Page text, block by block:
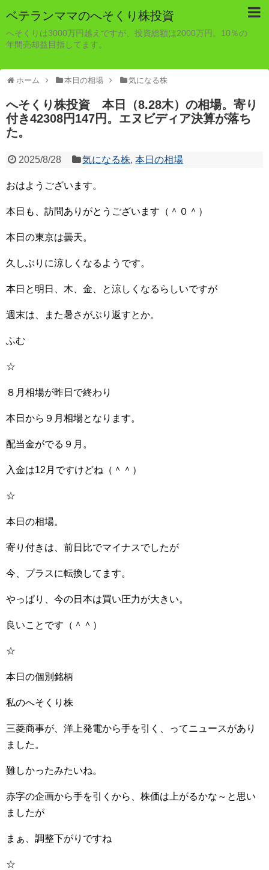
ベテランママのへそくり株投資
へそくりは3000万円越えですが、投資総額は2000万円。10％の
年間売却益目指してます。
ホーム 本日の相場 気になる株
へそくり株投資 本日（8.28木）の相場。寄り
付き42308円147円。エヌビディア決算が落ち
た。
2025/8/28 気になる株,本日の相場
おはようございます。
本日も、訪問ありがとうございます（＾０＾）
本日の東京は曇天。
久しぶりに涼しくなるようです。
本日と明日、木、金、と涼しくなるらしいですが
週末は、また暑さがぶり返すとか。
ふむ
☆
８月相場が昨日で終わり
本日から９月相場となります。
配当金がでる９月。
入金は12月ですけどね（＾＾）
☆
本日の相場。
寄り付きは、前日比でマイナスでしたが
今、プラスに転換してます。
やっぱり、今の日本は買い圧力が大きい。
良いことです（＾＾）
☆
本日の個別銘柄
私のへそくり株
三菱商事が、洋上発電から手を引く、ってニュースがあり
ました。
難しかったみたいね。
赤字の企画から手を引くから、株価は上がるかな～と思い
ましたが
まぁ、調整下がりですね
☆